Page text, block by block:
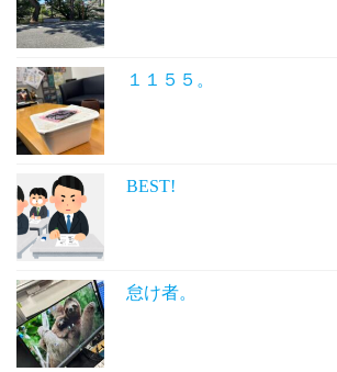
１１５５。
BEST!
怠け者。